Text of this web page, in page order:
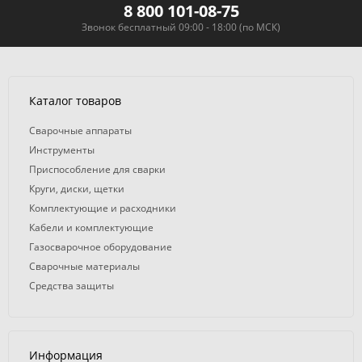
8 800 101-08-75
Звонок бесплатный 09:00 - 18:00 (по МСК)
Каталог товаров
Сварочные аппараты
Инструменты
Приспособление для сварки
Круги, диски, щетки
Комплектующие и расходники
Кабели и комплектующие
Газосварочное оборудование
Сварочные материалы
Средства защиты
Информация